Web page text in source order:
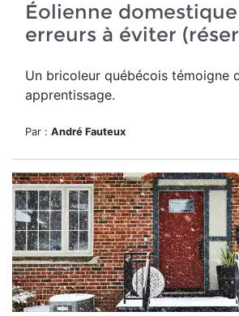
Éolienne
erreurs à éviter
Un bricoleur québécois témoigne
apprentissage.
Par : André Fauteux